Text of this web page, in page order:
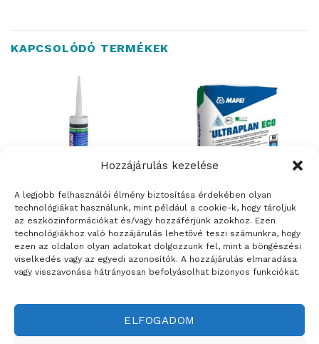
Hozzájárulás kezelése
A legjobb felhasználói élmény biztosítása érdekében olyan
technológiákat használunk, mint például a cookie-k, hogy tároljuk
az eszközinformációkat és/vagy hozzáférjünk azokhoz. Ezen
technológiákhoz való hozzájárulás lehetővé teszi számunkra, hogy
ezen az oldalon olyan adatokat dolgozzunk fel, mint a böngészési
viselkedés vagy az egyedi azonosítók. A hozzájárulás elmaradása
vagy visszavonása hátrányosan befolyásolhat bizonyos funkciókat.
ELFOGADOM
KAPCSOLÓDÓ TERMÉKEK
ÉPÍTŐANYAGOK
Mapei Mapesil AC –
penészálló ecetsavas szilikon
hézagkitöltő anyag – 310 ml
ULTRAPLAN ECO 20